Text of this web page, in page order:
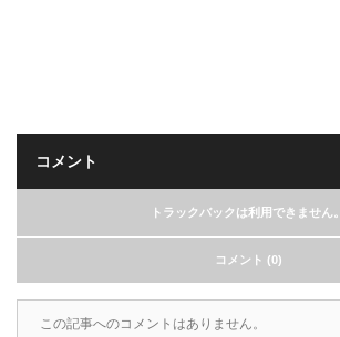
コメント
トラックバックは利用できません。
コメント (0)
この記事へのコメントはありません。